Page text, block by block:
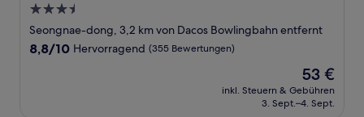
3.5-
Sterne-
Unterkunft
Seongnae-dong, 3,2 km von Dacos Bowlingbahn entfernt
8.8
8,8/10 Hervorragend (355 Bewertungen)
Der
Preis
beträgt
53 €
inkl. Steuern & Gebühren
3. Sept.–4. Sept.